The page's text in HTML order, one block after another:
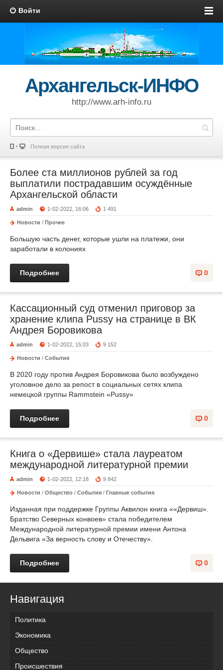
Войти
Архангельск-ИНФО
http://www.arh-info.ru
Полная версия сайта
Более ста миллионов рублей за год
выплатили пострадавшим осуждённые
Архангельской области
admin 1-02-2022, 16:06 1 491
Новости / Прочее
Большую часть денег, которые ушли на платежи, они
заработали в колониях
0
Подробнее
Кассационный суд отменил приговор за
хранение клипа Pussy на странице в ВК
Андрея Боровикова
admin 1-02-2022, 15:03 9 152
Новости / События
В 2020 году против Андрея Боровикова было возбуждено
уголовное дело за репост в социальных сетях клипа
немецкой группы Rammstein «Pussy»
0
Подробнее
Книга о «Дервише» стала лауреатом
международной литературной премии
admin 1-02-2022, 12:18 9 842
Новости / Общество / События / Главные события
Изданная при поддержке Группы Аквилон книга ««Дервиш».
Братство Северных конвоев» стала победителем
Международной литературной премии имени Антона
Дельвига «За верность слову и Отечеству».
0
Подробнее
Навигация
Политика
Экономика
Общество
Происшествия